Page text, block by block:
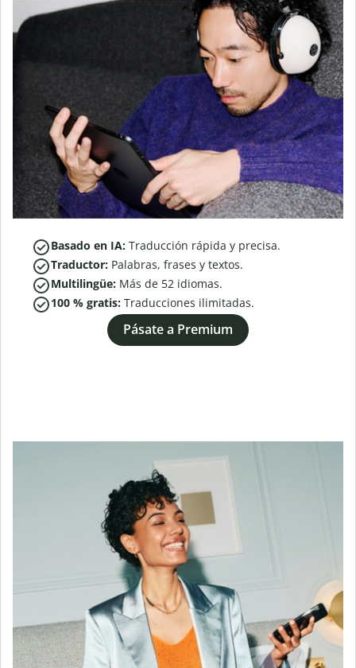
Basado en IA: Traducción rápida y precisa.
Traductor: Palabras, frases y textos.
Multilingüe: Más de 52 idiomas.
100 % gratis: Traducciones ilimitadas.
Pásate a Premium